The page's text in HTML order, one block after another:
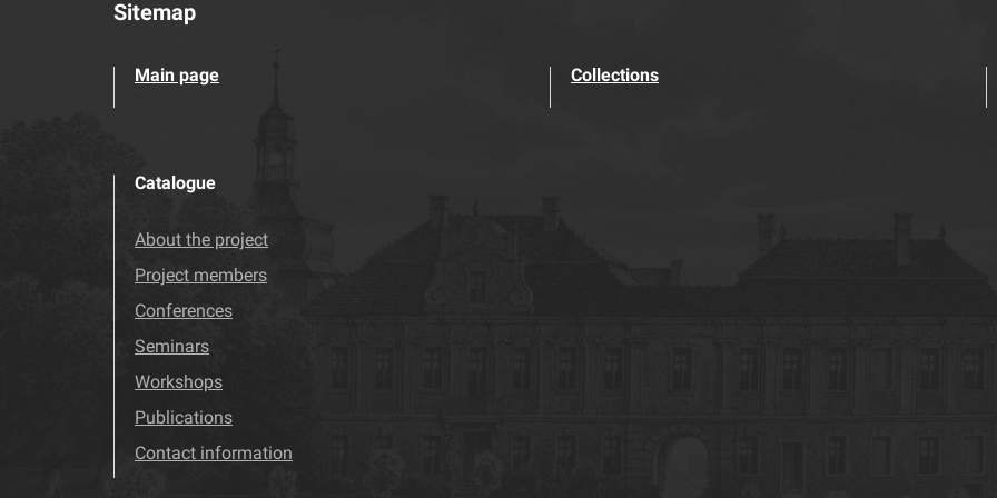
Sitemap
Main page Collections
Catalogue
About the project
Project members
Conferences
Seminars
Workshops
Publications
Contact information